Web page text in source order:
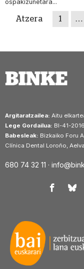
ospakizunetara...
Atzera 1 …
Argitaratzailea: Aitu
Lege Gordailua: BI-41-
Babesleak: Bizkaiko Foru
Clínica Dental Loroño,
680 74 32 11 ·